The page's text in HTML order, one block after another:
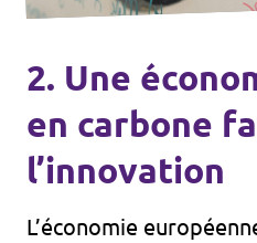
2. Une
en carbone
l’innovation
L’économie